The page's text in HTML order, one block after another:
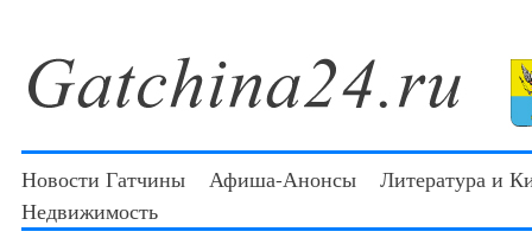
Новости Гатчины Афиша-Анонсы
Литература и
Недвижимость